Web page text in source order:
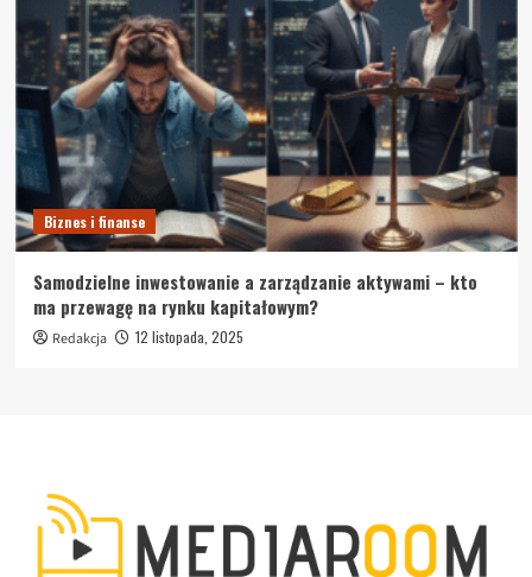
Biznes i finanse
Samodzielne inwestowanie a zarządzanie aktywami – kto
ma przewagę na rynku kapitałowym?
Redakcja 12 listopada, 2025